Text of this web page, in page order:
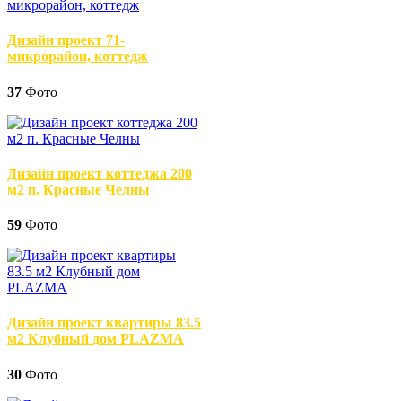
Дизайн проект 71-
микрорайон, коттедж
37 Фото
Дизайн проект коттеджа 200
м2 п. Красные Челны
59 Фото
Дизайн проект квартиры 83.5
м2 Клубный дом PLAZMA
30 Фото